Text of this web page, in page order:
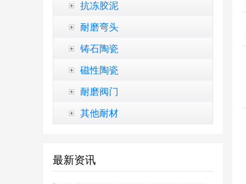
抗冻胶泥
耐磨弯头
铸石陶瓷
磁性陶瓷
耐磨阀门
其他耐材
最新资讯